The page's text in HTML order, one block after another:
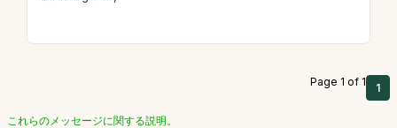
Page 1 of 1 1
これらのメッセージに関する説明。